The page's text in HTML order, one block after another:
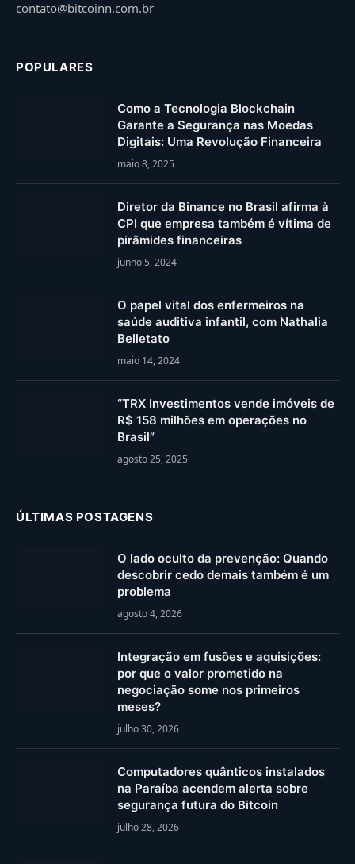
contato@bitcoinn.com.br
POPULARES
Como a Tecnologia Blockchain
Garante a Segurança nas Moedas
Digitais: Uma Revolução Financeira
maio 8, 2025
Diretor da Binance no Brasil afirma à
CPI que empresa também é vítima de
pirâmides financeiras
junho 5, 2024
O papel vital dos enfermeiros na
saúde auditiva infantil, com Nathalia
Belletato
maio 14, 2024
“TRX Investimentos vende imóveis de
R$ 158 milhões em operações no
Brasil”
agosto 25, 2025
ÚLTIMAS POSTAGENS
O lado oculto da prevenção: Quando
descobrir cedo demais também é um
problema
agosto 4, 2026
Integração em fusões e aquisições:
por que o valor prometido na
negociação some nos primeiros
meses?
julho 30, 2026
Computadores quânticos instalados
na Paraíba acendem alerta sobre
segurança futura do Bitcoin
julho 28, 2026